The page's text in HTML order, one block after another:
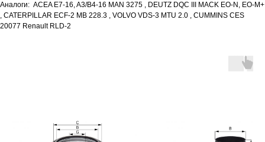
Аналоги: ACEA E7-16, A3/B4-16 MAN 3275 , DEUTZ DQC III MACK EO-N, EO-M+
, CATERPILLAR ECF-2 MB 228.3 , VOLVO VDS-3 MTU 2.0 , CUMMINS CES
20077 Renault RLD-2